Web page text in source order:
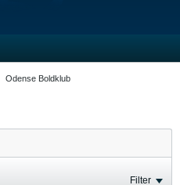
Odense Boldklub
Filter